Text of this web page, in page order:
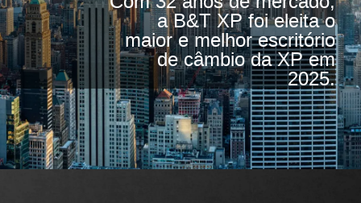
a B&T XP foi eleita o
maior e melhor escritório
de câmbio da XP em
2025.